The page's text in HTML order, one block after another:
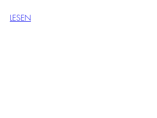
LESEN